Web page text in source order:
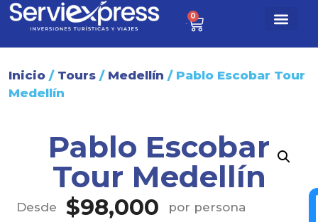
0
Inicio / Tours / Medellín / Pablo Escobar Tour
Medellín
Pablo Escobar
Tour Medellín
Desde $98,000 por persona